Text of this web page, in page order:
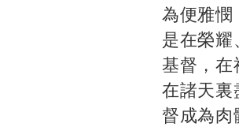
為便雅憫
是在榮耀
基督，在
在諸天裏
督成為肉